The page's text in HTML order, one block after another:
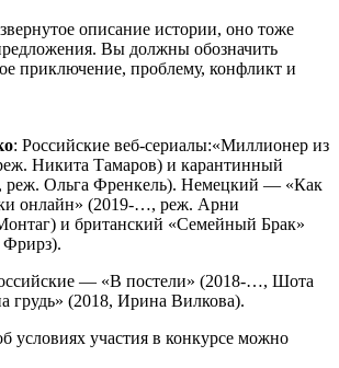
описание истории, оно тоже
Вы должны обозначить
приключение, проблему, конфликт и
: Российские веб-сериалы:«Миллионер из
Никита Тамаров) и карантинный
реж. Ольга Френкель). Немецкий — «Как
онлайн» (2019-…, реж. Арни
и британский «Семейный Брак»
Фрирз).
— «В постели» (2018-…, Шота
грудь» (2018, Ирина Вилкова).
условиях участия в конкурсе можно